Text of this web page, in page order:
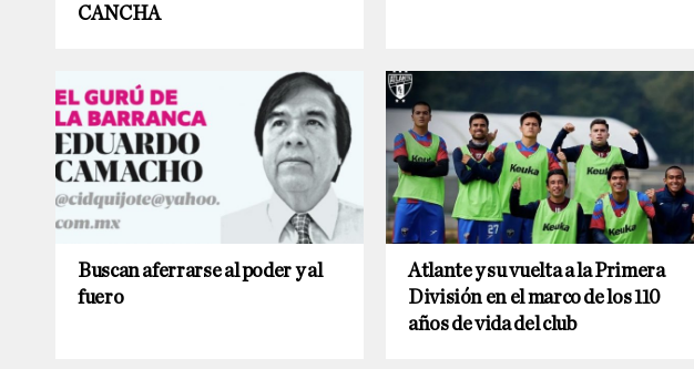
CANCHA
Buscan aferrarse al poder y al
fuero
Atlante y su vuelta a la Primera
División en el marco de los 110
años de vida del club